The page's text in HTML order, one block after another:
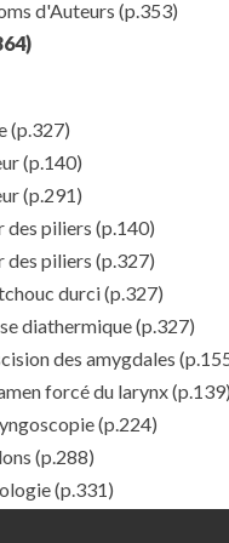
d'Auteurs (p.353)
(p.327)
(p.140)
(p.291)
des piliers (p.140)
des piliers (p.327)
durci(p.327)
diathermique(p.327)
des amygdales
forcé du larynx
(p.224)
(p.288)
(p.331)